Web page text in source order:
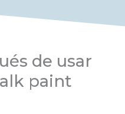
de usar
paint